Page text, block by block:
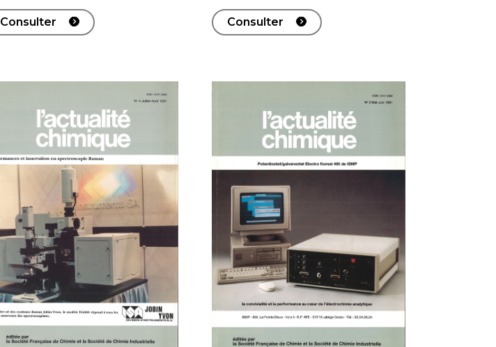
Consulter Consulter